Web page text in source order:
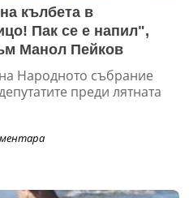
кълбета в
Пак се е напил",
Манол Пейков
Народното събрание
преди лятната